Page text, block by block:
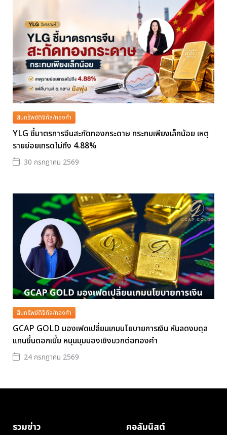
สินทรัพย์ดิจิทัล/ทองคำ
YLG ชี้มาตรการจีนสะกัดทองกระดาษ กระทบเพียงเล็กน้อย เหตุ
รายย่อยเทรดไม่ถึง 4.88%
30 กรกฎาคม 2569
สินทรัพย์ดิจิทัล/ทองคำ
GCAP GOLD มองเฟดเปลี่ยนเกมนโยบายการเงิน หันลดงบดุล
แทนขึ้นดอกเบี้ย หนุนมุมมองเชิงบวกต่อทองคำ
24 กรกฎาคม 2569
รวมข่าว คอลัมนิสต์